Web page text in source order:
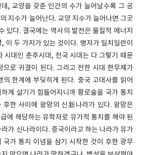
, 교양을 갖춘 인간의 수가 늘어날수록 그 공
지수가 늘어난다. 교양 지수가 늘어나면 그곳
있다. 결국에는 역사의 발전은 물질적 에너지
이 두 가지가 있는 것이다. 맹자가 일치일란이
시대인 춘추시대, 전국 시대는 다 그렇기 때문
으로 귀결이 된다. 그리고 전한 시대 한무제가
의 한계에 부딪히게 된다. 중국 고대사를 읽어
게 살기가 힘들어지니까 황로술을 국가 통치
후한 사이에 왕망의 신新나라가 있다. 왕망은
에 해당하는 유학자로 유가적 통치를 해야 된
가 신나라이다. 중국이라고 하는 나라가 유가
국가 통치 이념을 삼기 시작한 것이 후한 광무